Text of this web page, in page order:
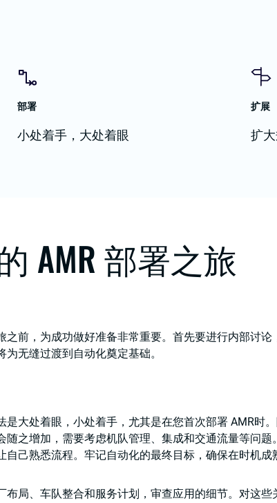
部署
小处着手，大处着眼
扩展
扩
AMR 部署之旅
之前，为成功做好准备非常重要。首先要进行内部讨论
无缝过渡到自动化奠定基础。
是大处着眼，小处着手，尤其是在您首次部署 AMR时
随之增加，需要考虑机队管理、集成和交通流量等问题
自己熟悉流程。牢记自动化的最终目标，确保在时机成
布局、车队整合和服务计划，审查应用的细节。对这些